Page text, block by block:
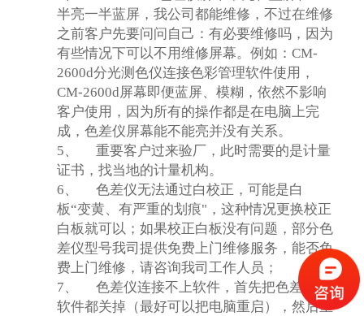
半亮一半蓝屏，我公司都能维修，不过在维修
之前客户先要问问自己：有必要维修吗，因为
有些情况下可以不用维修屏幕。例如：CM-
2600d分光测色仪连接色彩管理软件使用，
CM-2600d屏幕即便蓝屏、模糊，依然不影响
客户使用，因为所有的操作都是在电脑上完
成，色差仪屏幕能不能亮并没有关系。
5、
重要客户过来验厂，此时需要的是计量
证书，找当地的计量机构。
6、
色差仪无法通过白校正，可能是白
板“变黄、有严重的划痕"，这种情况更换校正
白板就可以；如果校正白板没有问题，部分色
差仪型号我司提供免费上门维修服务，能否免
费上门维修，请咨询我司工作人员；
7、
色差仪连接不上软件，首先把色差仪和
软件都关掉（最好可以把电脑重启），然后重